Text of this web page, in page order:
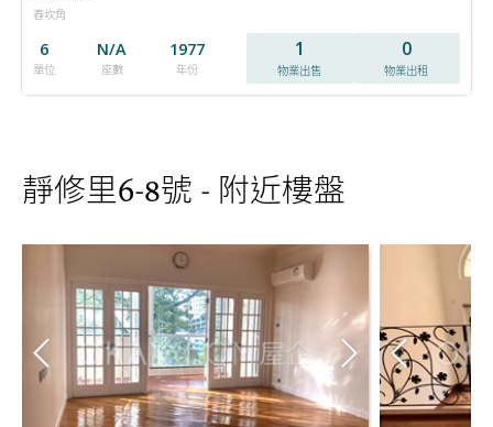
舂坎角
6
單位
N/A
座數
1977
年份
1
物業出售
0
物業出租
靜修里6-8號 - 附近樓盤